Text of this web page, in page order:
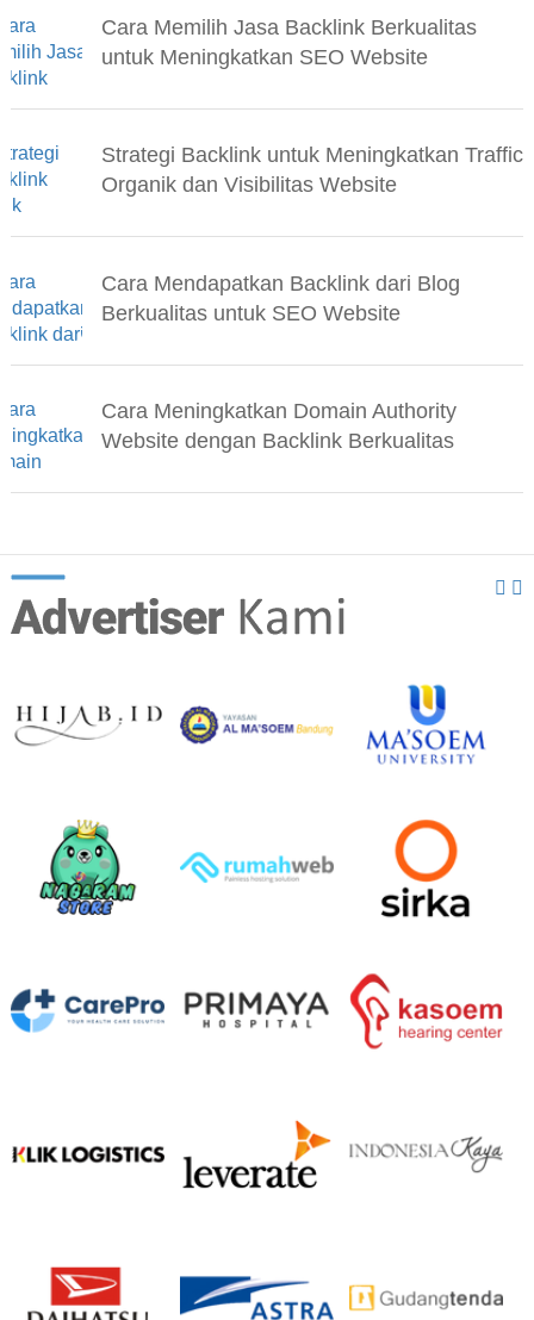
Cara Memilih Jasa Backlink Berkualitas
untuk Meningkatkan SEO Website
Strategi Backlink untuk Meningkatkan Traffic
Organik dan Visibilitas Website
Cara Mendapatkan Backlink dari Blog
Berkualitas untuk SEO Website
Cara Meningkatkan Domain Authority
Website dengan Backlink Berkualitas